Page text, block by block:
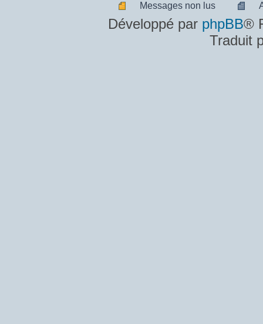
Messages
non
Messages non lus
lu
Développé par phpBB®
Traduit